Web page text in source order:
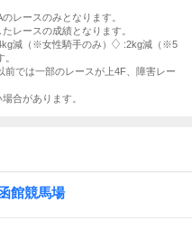
レースのみとなります。
レースの成績となります。
減（※女性騎手のみ）
:2kg減（※5
では一部のレースが上4F、障害レー
合があります。
館競馬場